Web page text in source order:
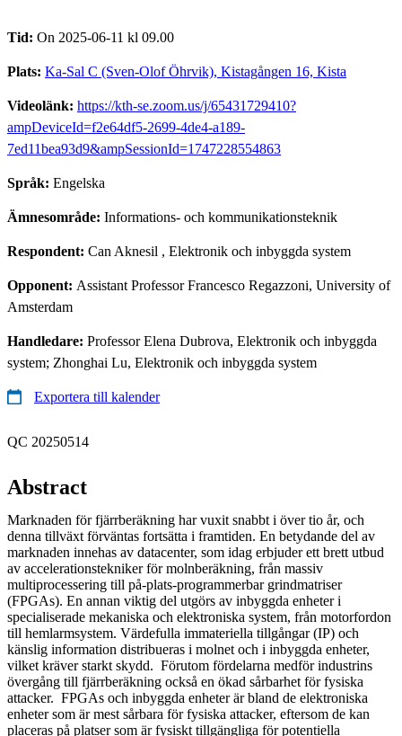
Tid: On 2025-06-11 kl 09.00
Plats: Ka-Sal C (Sven-Olof Öhrvik), Kistagången 16, Kista
Videolänk: https://kth-se.zoom.us/j/65431729410?
ampDeviceId=f2e64df5-2699-4de4-a189-
7ed11bea93d9&ampSessionId=1747228554863
Språk: Engelska
Ämnesområde: Informations- och kommunikationsteknik
Respondent: Can Aknesil , Elektronik och inbyggda system
Opponent: Assistant Professor Francesco Regazzoni, University of
Amsterdam
Handledare: Professor Elena Dubrova, Elektronik och inbyggda
system; Zhonghai Lu, Elektronik och inbyggda system
Exportera till kalender
QC 20250514
Abstract
Marknaden för fjärrberäkning har vuxit snabbt i över tio år, och
denna tillväxt förväntas fortsätta i framtiden. En betydande del av
marknaden innehas av datacenter, som idag erbjuder ett brett utbud
av accelerationstekniker för molnberäkning, från massiv
multiprocessering till på-plats-programmerbar grindmatriser
(FPGAs). En annan viktig del utgörs av inbyggda enheter i
specialiserade mekaniska och elektroniska system, från motorfordon
till hemlarmsystem. Värdefulla immateriella tillgångar (IP) och
känslig information distribueras i molnet och i inbyggda enheter,
vilket kräver starkt skydd. Förutom fördelarna medför industrins
övergång till fjärrberäkning också en ökad sårbarhet för fysiska
attacker. FPGAs och inbyggda enheter är bland de elektroniska
enheter som är mest sårbara för fysiska attacker, eftersom de kan
placeras på platser som är fysiskt tillgängliga för potentiella